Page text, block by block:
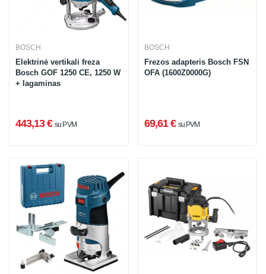
BOSCH
Elektrinė vertikali freza
Bosch GOF 1250 CE, 1250 W
+ lagaminas
443,13 € su PVM
BOSCH
Frezos adapteris Bosch FSN
OFA (1600Z0000G)
69,61 € su PVM